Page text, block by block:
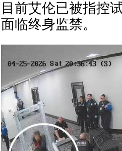
目前艾伦已被指控
面临终身监禁。